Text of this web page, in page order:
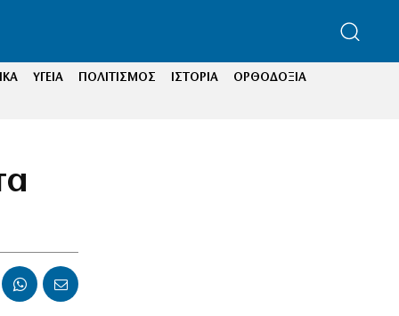
ΥΓΕΙΑ ΠΟΛΙΤΙΣΜΟΣ ΙΣΤΟΡΙΑ
ΟΡΘΟΔΟΞΙΑ